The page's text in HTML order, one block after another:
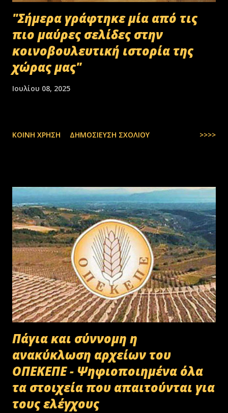
"Σήμερα γράφτηκε μία από τις
πιο μαύρες σελίδες στην
κοινοβουλευτική ιστορία της
χώρας μας"
Ιουλίου 08, 2025
ΚΟΙΝΉ ΧΡΉΣΗ ΔΗΜΟΣΊΕΥΣΗ ΣΧΟΛΊΟΥ >>>>
Πάγια και σύννομη η
ανακύκλωση αρχείων του
ΟΠΕΚΕΠΕ - Ψηφιοποιημένα όλα
τα στοιχεία που απαιτούνται για
τους ελέγχους